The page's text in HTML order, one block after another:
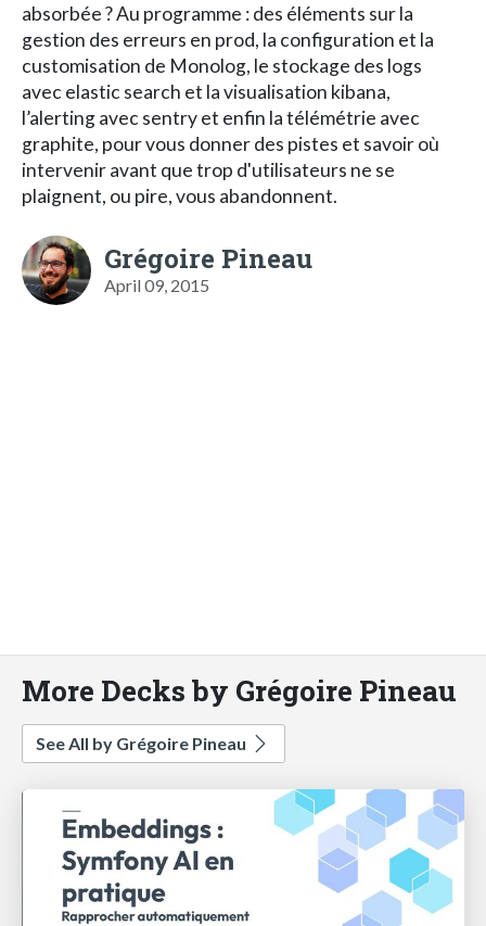
absorbée ? Au programme : des éléments sur la
gestion des erreurs en prod, la configuration et la
customisation de Monolog, le stockage des logs
avec elastic search et la visualisation kibana,
l’alerting avec sentry et enfin la télémétrie avec
graphite, pour vous donner des pistes et savoir où
intervenir avant que trop d'utilisateurs ne se
plaignent, ou pire, vous abandonnent.
Grégoire Pineau
April 09, 2015
More Decks by Grégoire Pineau
See All by Grégoire Pineau